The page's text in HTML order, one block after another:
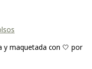
maquetada con 🤍 por